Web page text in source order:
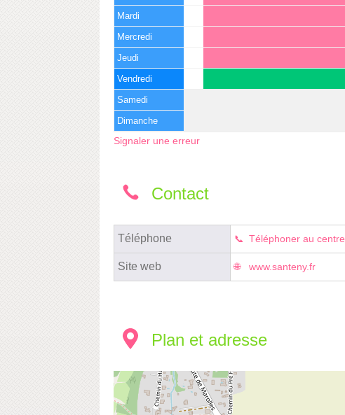
Mardi
Mercredi
Jeudi
Vendredi
Samedi
Dimanche
Signaler une erreur
Contact
Téléphone Téléphoner au centre
Site web www.santeny.fr
Plan et adresse